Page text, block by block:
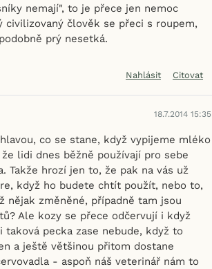
nemají", to je přece jen nemoc
civilizovaný člověk se přeci s roupem,
prý nesetká.
Nahlásit Citovat
18.7.2014 15:35
co se stane, když vypijeme mléko
lidi dnes běžně používají pro sebe
Takže hrozí jen to, že pak na vás už
když ho budete chtít použít, nebo to,
nějak změněné, případně tam jsou
Ale kozy se přece odčervují i když
pecka zase nebude, když to
a ještě většinou přitom dostane
- aspoň náš veterinář nám to